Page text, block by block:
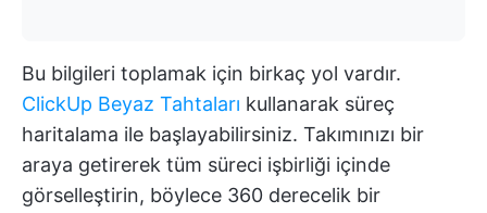
Bu bilgileri toplamak için birkaç yol vardır.
ClickUp Beyaz Tahtaları kullanarak süreç
haritalama ile başlayabilirsiniz. Takımınızı bir
araya getirerek tüm süreci işbirliği içinde
görselleştirin, böylece 360 derecelik bir